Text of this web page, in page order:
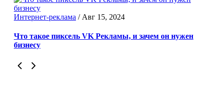
Интернет-реклама / Авг 15, 2024
Что такое пиксель VK Рекламы, и зачем он нужен
бизнесу